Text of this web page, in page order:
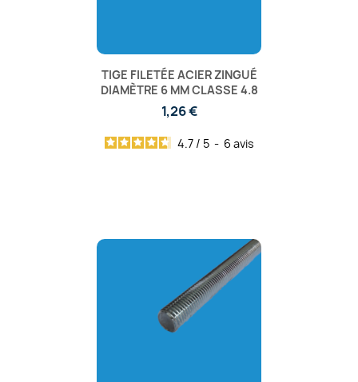
TIGE FILETÉE ACIER ZINGUÉ
DIAMÈTRE 6 MM CLASSE 4.8
1,26 €
4.7 / 5 - 6 avis